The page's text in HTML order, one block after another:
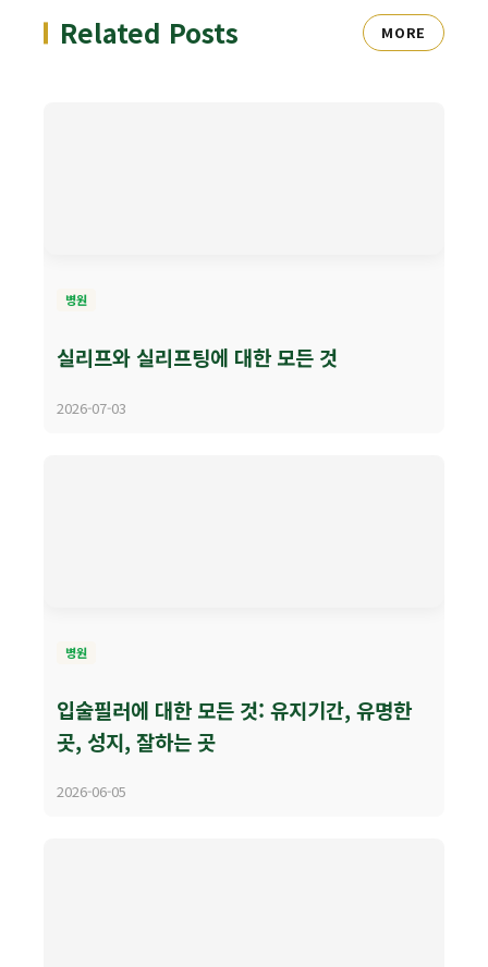
Related Posts MORE
병원
실리프와 실리프팅에 대한 모든 것
2026-07-03
병원
입술필러에 대한 모든 것: 유지기간, 유명한
곳, 성지, 잘하는 곳
2026-06-05